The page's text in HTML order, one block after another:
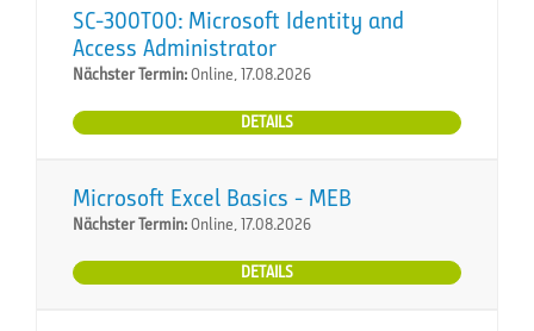
SC-300T00: Microsoft Identity and
Access Administrator
Nächster Termin:Online, 17.08.2026
DETAILS
Microsoft Excel Basics - MEB
Nächster Termin:Online, 17.08.2026
DETAILS